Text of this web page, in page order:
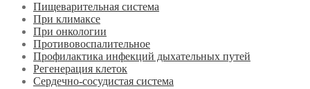
Пищеварительная система
При климаксе
При онкологии
Противовоспалительное
Профилактика инфекций дыхательных путей
Регенерация клеток
Сердечно-сосудистая система